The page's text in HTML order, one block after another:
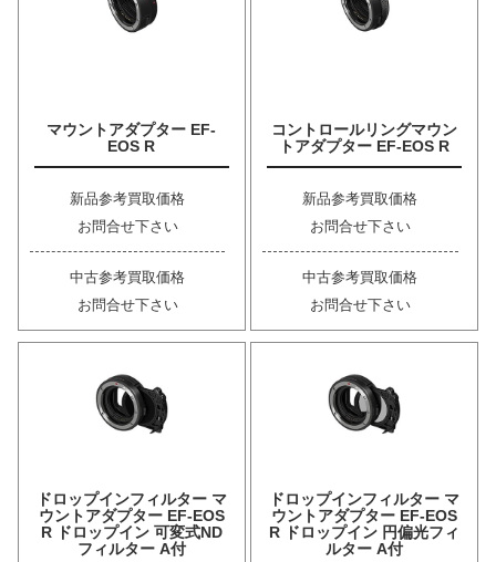
マウントアダプター EF-
EOS R
新品参考買取価格
お問合せ下さい
中古参考買取価格
お問合せ下さい
コントロールリングマウン
トアダプター EF-EOS R
新品参考買取価格
お問合せ下さい
中古参考買取価格
お問合せ下さい
ドロップインフィルター マ
ウントアダプター EF-EOS
R ドロップイン 可変式ND
フィルター A付
ドロップインフィルター マ
ウントアダプター EF-EOS
R ドロップイン 円偏光フィ
ルター A付